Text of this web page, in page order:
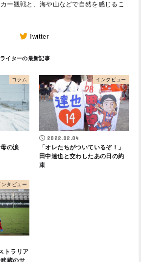
ー観戦と、海や山などで自然を感じるこ
Twitter
コラム
の涙
インタビュー
2022.02.04
「オレたちがついているぞ！」
田中達也と交わしたあの日の約
束
ンタビュー
トラリア